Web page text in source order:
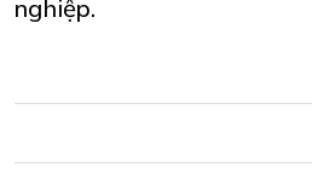
nghiệp.